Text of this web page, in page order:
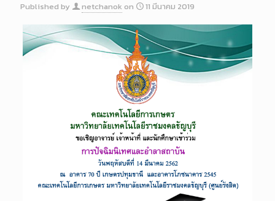
Published by netchanok on 11 มีนาคม 2019